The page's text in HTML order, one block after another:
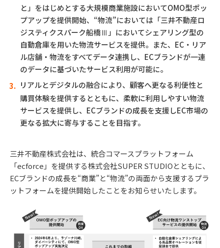
と」をはじめとする大規模商業施設においてOMO型ポッ
プアップを提供開始、“物流”においては「三井不動産ロ
ジスティクスパーク船橋Ⅲ」においてシェアリング型の
自動倉庫を用いた物流サービスを提供。また、EC・リア
ル店舗・物流をすべてデータ連携し、ECブランドが一連
のデータに基づいたサービス利用が可能に。
リアルとデジタルの融合により、顧客へ更なる利便性と
購買体験を提供するとともに、柔軟に利用しやすい物流
サービスを提供し、ECブランドの成長を支援しEC市場の
更なる拡大に寄与することを目指す。
三井不動産株式会社は、統合コマースプラットフォーム
「ecforce」を提供する株式会社SUPER STUDIOとともに、
ECブランドの成長を“商業”と“物流”の両面から支援するプラ
ットフォームを提供開始したことをお知らせいたします。